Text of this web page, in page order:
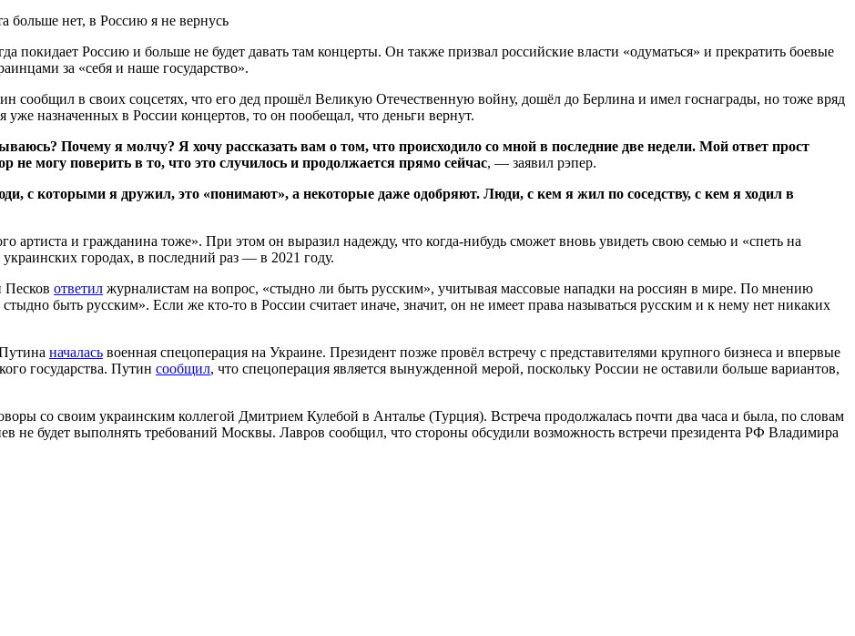
больше нет, в Россию я не вернусь
Россию и больше не будет давать там концерты. Он также призвал российские власти «одуматься» и прекратить боевые
за «себя и наше государство».
сообщил в своих соцсетях, что его дед прошёл Великую Отечественную войну, дошёл до Берлина и имел госнаграды, но тоже вряд
назначенных в России концертов, то он пообещал, что деньги вернут.
Почему я молчу? Я хочу рассказать вам о том, что происходило со мной в последние две недели. Мой ответ прост
могу поверить в то, что это случилось и продолжается прямо сейчас, — заявил рэпер.
с которыми я дружил, это «понимают», а некоторые даже одобряют. Люди, с кем я жил по соседству, с кем я ходил в
артиста и гражданина тоже». При этом он выразил надежду, что когда-нибудь сможет вновь увидеть свою семью и «спеть на
городах, в последний раз — в 2021 году.
Песков ответил журналистам на вопрос, «стыдно ли быть русским», учитывая массовые нападки на россиян в мире. По мнению
быть русским». Если же кто-то в России считает иначе, значит, он не имеет права называться русским и к нему нет никаких
началась военная спецоперация на Украине. Президент позже провёл встречу с представителями крупного бизнеса и впервые
государства. Путин сообщил, что спецоперация является вынужденной мерой, поскольку России не оставили больше вариантов,
со своим украинским коллегой Дмитрием Кулебой в Анталье (Турция). Встреча продолжалась почти два часа и была, по словам
не будет выполнять требований Москвы. Лавров сообщил, что стороны обсудили возможность встречи президента РФ Владимира